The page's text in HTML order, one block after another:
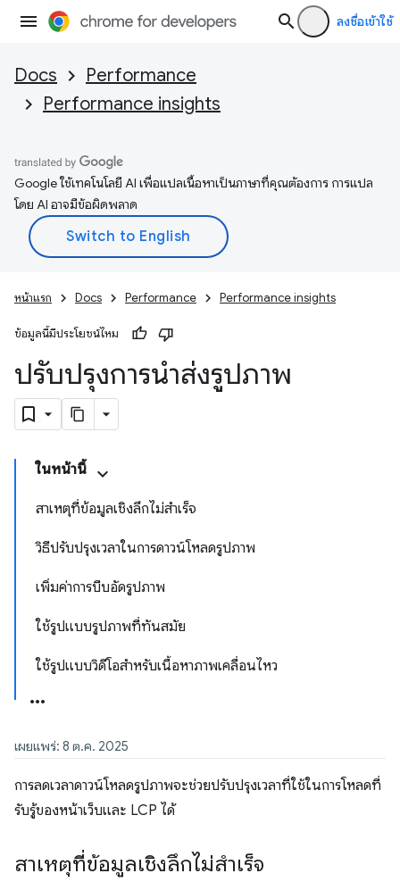
ลงชื่อเข้าใช้
Docs
Performance
Performance insights
Google ใช้เทคโนโลยี AI เพื่อแปลเนื้อหาเป็นภาษาที่คุณต้องการ การแปล
โดย AI อาจมีข้อผิดพลาด
หน้าแรก Docs Performance Performance insights
ข้อมูลนี้มีประโยชน์ไหม
ปรับปรุงการนำส่งรูปภาพ
ในหน้านี้
สาเหตุที่ข้อมูลเชิงลึกไม่สำเร็จ
วิธีปรับปรุงเวลาในการดาวน์โหลดรูปภาพ
เพิ่มค่าการบีบอัดรูปภาพ
ใช้รูปแบบรูปภาพที่ทันสมัย
ใช้รูปแบบวิดีโอสำหรับเนื้อหาภาพเคลื่อนไหว
เผยแพร่: 8 ต.ค. 2025
การลดเวลาดาวน์โหลดรูปภาพจะช่วยปรับปรุงเวลาที่ใช้ในการโหลดที่
รับรู้ของหน้าเว็บและ LCP ได้
สาเหตุที่ข้อมูลเชิงลึกไม่สำเร็จ